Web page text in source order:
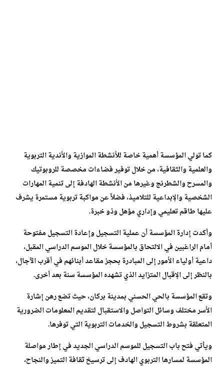
كما تولي المؤسسة أهمية خاصة للأنشطة الموازية والأندية التربوية
والعلمية والثقافية، من خلال توفير فضاءات مخصصة للروبوتيك
والمسرح والشطرنج وغيرها من الأنشطة الهادفة إلى تنمية المهارات
الشخصية والإبداعية للتلاميذ، فضلاً عن مواكبة تربوية مستمرة يشرف
عليها طاقم تعليمي وإداري مؤهل وذو خبرة.
وأكدت إدارة المؤسسة أن عملية التسجيل وإعادة التسجيل مفتوحة
أمام الراغبين في الالتحاق بالمؤسسة خلال الموسم الدراسي المقبل،
داعية أولياء الأمور إلى المبادرة بحجز مقاعد أبنائهم في أقرب الآجال،
بالنظر إلى الإقبال المتزايد الذي تشهده المؤسسة سنة بعد أخرى.
وتقع المؤسسة بالحي الحسني بمدينة بركان، حيث تضع رهن إشارة
الأسر مختلف وسائل التواصل والاستقبال لتقديم المعلومات الضرورية
المتعلقة بشروط التسجيل والخدمات التربوية التي توفرها.
ويأتي فتح باب التسجيل للموسم الدراسي الجديد في إطار مواصلة
المؤسسة لمسارها التربوي الهادف إلى ترسيخ ثقافة التميز والنجاح،